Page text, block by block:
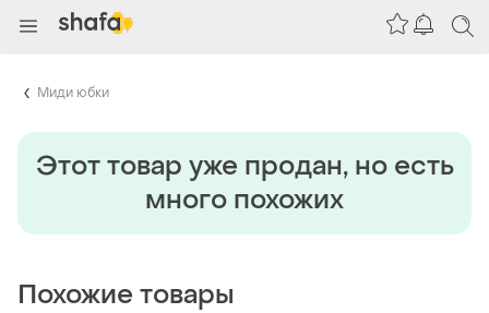
Миди юбки
Этот товар уже продан, но есть
много похожих
Похожие товары